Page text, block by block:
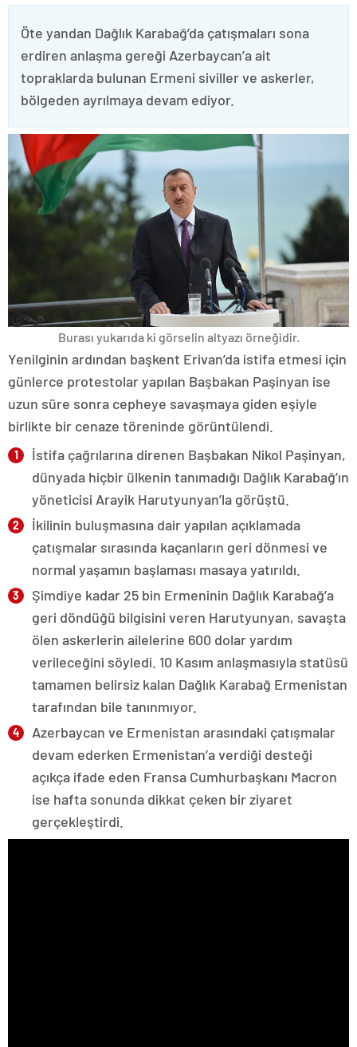
Öte yandan Dağlık Karabağ’da çatışmaları sona
erdiren anlaşma gereği Azerbaycan’a ait
topraklarda bulunan Ermeni siviller ve askerler,
bölgeden ayrılmaya devam ediyor.
Burası yukarıda ki görselin altyazı örneğidir.
Yenilginin ardından başkent Erivan’da istifa etmesi için
günlerce protestolar yapılan Başbakan Paşinyan ise
uzun süre sonra cepheye savaşmaya giden eşiyle
birlikte bir cenaze töreninde görüntülendi.
İstifa çağrılarına direnen Başbakan Nikol Paşinyan,
dünyada hiçbir ülkenin tanımadığı Dağlık Karabağ’ın
yöneticisi Arayik Harutyunyan’la görüştü.
İkilinin buluşmasına dair yapılan açıklamada
çatışmalar sırasında kaçanların geri dönmesi ve
normal yaşamın başlaması masaya yatırıldı.
Şimdiye kadar 25 bin Ermeninin Dağlık Karabağ’a
geri döndüğü bilgisini veren Harutyunyan, savaşta
ölen askerlerin ailelerine 600 dolar yardım
verileceğini söyledi. 10 Kasım anlaşmasıyla statüsü
tamamen belirsiz kalan Dağlık Karabağ Ermenistan
tarafından bile tanınmıyor.
Azerbaycan ve Ermenistan arasındaki çatışmalar
devam ederken Ermenistan’a verdiği desteği
açıkça ifade eden Fransa Cumhurbaşkanı Macron
ise hafta sonunda dikkat çeken bir ziyaret
gerçekleştirdi.